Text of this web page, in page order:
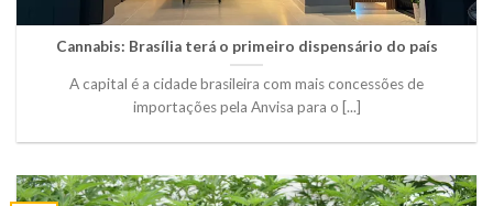
Cannabis: Brasília terá o primeiro dispensário do país
A capital é a cidade brasileira com mais concessões de
importações pela Anvisa para o [...]